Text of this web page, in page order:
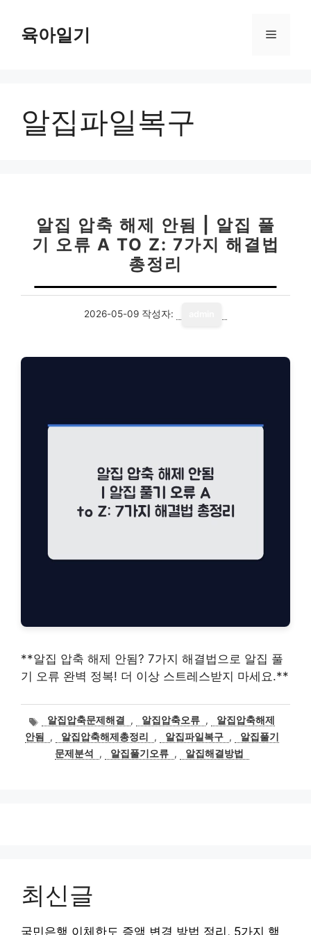
육아일기 메
알집파일복구
알집 압축 해제 안됨 | 알집 풀
기 오류 A TO Z: 7가지 해결법
총정리
2026-05-09 작성자:
**알집 압축 해제 안됨? 7가지 해결법으로 알집 풀
기 오류 완벽 정복! 더 이상 스트레스받지 마세요.**
태
그
알집압축문제해결 , 알집압축오류 ,
알집압축해제
안됨
, 알집압축해제총정리 , 알집파일복구 ,
알집풀기
문제분석
, 알집풀기오류 , 알집해결방법
최신글
국민은행 이체한도 증액 변경 방법 정리, 5가지 핵